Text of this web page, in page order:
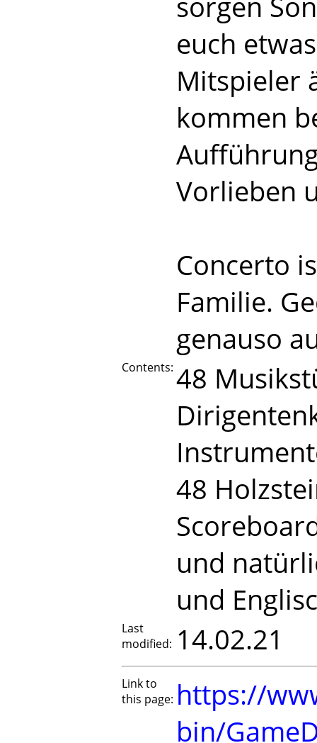
euch
Mitspieler
kommen
Vorlieben
Concerto
Familie.
genauso
Contents: 48
48
und
und
Last
modified: 14.02.21
Link to
this page: https://
bin/